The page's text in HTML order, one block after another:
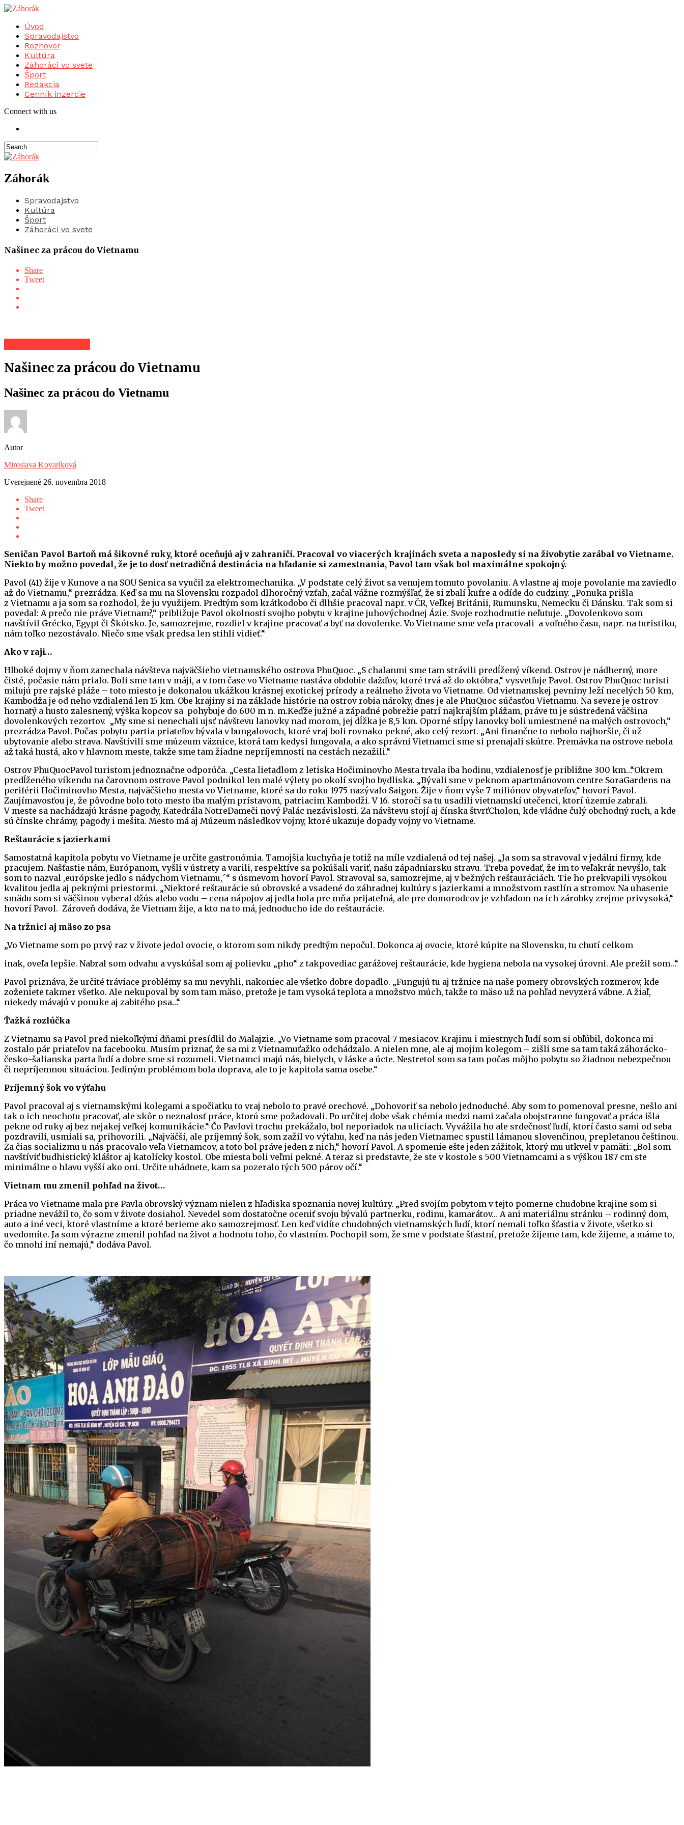
Úvod
Spravodajstvo
Rozhovor
Kultúra
Záhoráci vo svete
Šport
Redakcia
Cenník inzercie
Connect with us
Záhorák
Spravodajstvo
Kultúra
Šport
Záhoráci vo svete
Našinec za prácou do Vietnamu
Share
Tweet
Našinec za prácou do Vietnamu
Našinec za prácou do Vietnamu
Autor
Miroslava Kovaríková
Uverejnené 26. novembra 2018
Share
Tweet
Seničan Pavol Bartoň má šikovné ruky, ktoré oceňujú aj v zahraničí. Pracoval vo viacerých krajinách sveta a naposledy si na živobytie zarábal vo Vietname.
Niekto by možno povedal, že je to dosť netradičná destinácia na hľadanie si zamestnania, Pavol tam však bol maximálne spokojný.
Pavol (41) žije v Kunove a na SOU Senica sa vyučil za elektromechanika. „V podstate celý život sa venujem tomuto povolaniu. A vlastne aj moje povolanie ma zaviedlo
až do Vietnamu,“ prezrádza. Keď sa mu na Slovensku rozpadol dlhoročný vzťah, začal vážne rozmýšľať, že si zbalí kufre a odíde do cudziny. „Ponuka prišla
z Vietnamu a ja som sa rozhodol, že ju využijem. Predtým som krátkodobo či dlhšie pracoval napr. v ČR, Veľkej Británii, Rumunsku, Nemecku či Dánsku. Tak som si
povedal: A prečo nie práve Vietnam?,“ približuje Pavol okolnosti svojho pobytu v krajine juhovýchodnej Ázie. Svoje rozhodnutie neľutuje. „Dovolenkovo som
navštívil Grécko, Egypt či Škótsko. Je, samozrejme, rozdiel v krajine pracovať a byť na dovolenke. Vo Vietname sme veľa pracovali a voľného času, napr. na turistiku,
nám toľko nezostávalo. Niečo sme však predsa len stihli vidieť.“
Ako v raji…
Hlboké dojmy v ňom zanechala návšteva najväčšieho vietnamského ostrova PhuQuoc. „S chalanmi sme tam strávili predĺžený víkend. Ostrov je nádherný, more
čisté, počasie nám prialo. Boli sme tam v máji, a v tom čase vo Vietname nastáva obdobie dažďov, ktoré trvá až do októbra,“ vysvetľuje Pavol. Ostrov PhuQuoc turisti
milujú pre rajské pláže – toto miesto je dokonalou ukážkou krásnej exotickej prírody a reálneho života vo Vietname. Od vietnamskej pevniny leží necelých 50 km,
Kambodža je od neho vzdialená len 15 km. Obe krajiny si na základe histórie na ostrov robia nároky, dnes je ale PhuQuoc súčasťou Vietnamu. Na severe je ostrov
hornatý a husto zalesnený, výška kopcov sa pohybuje do 600 m n. m.Keďže južné a západné pobrežie patrí najkrajším plážam, práve tu je sústredená väčšina
dovolenkových rezortov. „My sme si nenechali ujsť návštevu lanovky nad morom, jej dĺžka je 8,5 km. Oporné stĺpy lanovky boli umiestnené na malých ostrovoch,“
prezrádza Pavol. Počas pobytu partia priateľov bývala v bungalovoch, ktoré vraj boli rovnako pekné, ako celý rezort. „Ani finančne to nebolo najhoršie, či už
ubytovanie alebo strava. Navštívili sme múzeum väznice, ktorá tam kedysi fungovala, a ako správni Vietnamci sme si prenajali skútre. Premávka na ostrove nebola
až taká hustá, ako v hlavnom meste, takže sme tam žiadne nepríjemnosti na cestách nezažili.“
Ostrov PhuQuocPavol turistom jednoznačne odporúča. „Cesta lietadlom z letiska Hočiminovho Mesta trvala iba hodinu, vzdialenosť je približne 300 km…“Okrem
predĺženého víkendu na čarovnom ostrove Pavol podnikol len malé výlety po okolí svojho bydliska. „Bývali sme v peknom apartmánovom centre SoraGardens na
periférii Hočiminovho Mesta, najväčšieho mesta vo Vietname, ktoré sa do roku 1975 nazývalo Saigon. Žije v ňom vyše 7 miliónov obyvateľov,“ hovorí Pavol.
Zaujímavosťou je, že pôvodne bolo toto mesto iba malým prístavom, patriacim Kambodži. V 16. storočí sa tu usadili vietnamskí utečenci, ktorí územie zabrali.
V meste sa nachádzajú krásne pagody, Katedrála NotreDameči nový Palác nezávislosti. Za návštevu stojí aj čínska štvrťCholon, kde vládne čulý obchodný ruch, a kde
sú čínske chrámy, pagody i mešita. Mesto má aj Múzeum následkov vojny, ktoré ukazuje dopady vojny vo Vietname.
Reštaurácie s jazierkami
Samostatná kapitola pobytu vo Vietname je určite gastronómia. Tamojšia kuchyňa je totiž na míle vzdialená od tej našej. „Ja som sa stravoval v jedálni firmy, kde
pracujem. Našťastie nám, Európanom, vyšli v ústrety a varili, respektíve sa pokúšali variť, našu západniarsku stravu. Treba povedať, že im to veľakrát nevyšlo, tak
som to nazval ,európske jedlo s nádychom Vietnamu,´“ s úsmevom hovorí Pavol. Stravoval sa, samozrejme, aj v bežných reštauráciách. Tie ho prekvapili vysokou
kvalitou jedla aj peknými priestormi. „Niektoré reštaurácie sú obrovské a vsadené do záhradnej kultúry s jazierkami a množstvom rastlín a stromov. Na uhasenie
smädu som si väčšinou vyberal džús alebo vodu – cena nápojov aj jedla bola pre mňa prijateľná, ale pre domorodcov je vzhľadom na ich zárobky zrejme privysoká,“
hovorí Pavol. Zároveň dodáva, že Vietnam žije, a kto na to má, jednoducho ide do reštaurácie.
Na tržnici aj mäso zo psa
„Vo Vietname som po prvý raz v živote jedol ovocie, o ktorom som nikdy predtým nepočul. Dokonca aj ovocie, ktoré kúpite na Slovensku, tu chutí celkom
inak, oveľa lepšie. Nabral som odvahu a vyskúšal som aj polievku „pho“ z takpovediac garážovej reštaurácie, kde hygiena nebola na vysokej úrovni. Ale prežil som…“
Pavol priznáva, že určité tráviace problémy sa mu nevyhli, nakoniec ale všetko dobre dopadlo. „Fungujú tu aj tržnice na naše pomery obrovských rozmerov, kde
zoženiete takmer všetko. Ale nekupoval by som tam mäso, pretože je tam vysoká teplota a množstvo múch, takže to mäso už na pohľad nevyzerá vábne. A žiaľ,
niekedy mávajú v ponuke aj zabitého psa…“
Ťažká rozlúčka
Z Vietnamu sa Pavol pred niekoľkými dňami presídlil do Malajzie. „Vo Vietname som pracoval 7 mesiacov. Krajinu i miestnych ľudí som si obľúbil, dokonca mi
zostalo pár priateľov na facebooku. Musím priznať, že sa mi z Vietnamuťažko odchádzalo. A nielen mne, ale aj mojim kolegom – zišli sme sa tam taká záhorácko-
česko-šalianska parta ľudí a dobre sme si rozumeli. Vietnamci majú nás, bielych, v láske a úcte. Nestretol som sa tam počas môjho pobytu so žiadnou nebezpečnou
či nepríjemnou situáciou. Jediným problémom bola doprava, ale to je kapitola sama osebe.“
Príjemný šok vo výťahu
Pavol pracoval aj s vietnamskými kolegami a spočiatku to vraj nebolo to pravé orechové. „Dohovoriť sa nebolo jednoduché. Aby som to pomenoval presne, nešlo ani
tak o ich neochotu pracovať, ale skôr o neznalosť práce, ktorú sme požadovali. Po určitej dobe však chémia medzi nami začala obojstranne fungovať a práca išla
pekne od ruky aj bez nejakej veľkej komunikácie.“ Čo Pavlovi trochu prekážalo, bol neporiadok na uliciach. Vyvážila ho ale srdečnosť ľudí, ktorí často sami od seba
pozdravili, usmiali sa, prihovorili. „Najväčší, ale príjemný šok, som zažil vo výťahu, keď na nás jeden Vietnamec spustil lámanou slovenčinou, prepletanou češtinou.
Za čias socializmu u nás pracovalo veľa Vietnamcov, a toto bol práve jeden z nich,“ hovorí Pavol. A spomenie ešte jeden zážitok, ktorý mu utkvel v pamäti: „Bol som
navštíviť budhistický kláštor aj katolícky kostol. Obe miesta boli veľmi pekné. A teraz si predstavte, že ste v kostole s 500 Vietnamcami a s výškou 187 cm ste
minimálne o hlavu vyšší ako oni. Určite uhádnete, kam sa pozeralo tých 500 párov očí.“
Vietnam mu zmenil pohľad na život…
Práca vo Vietname mala pre Pavla obrovský význam nielen z hľadiska spoznania novej kultúry. „Pred svojím pobytom v tejto pomerne chudobne krajine som si
priadne nevážil to, čo som v živote dosiahol. Nevedel som dostatočne oceniť svoju bývalú partnerku, rodinu, kamarátov… A ani materiálnu stránku – rodinný dom,
auto a iné veci, ktoré vlastníme a ktoré berieme ako samozrejmosť. Len keď vidíte chudobných vietnamských ľudí, ktorí nemali toľko šťastia v živote, všetko si
uvedomíte. Ja som výrazne zmenil pohľad na život a hodnotu toho, čo vlastním. Pochopil som, že sme v podstate šťastní, pretože žijeme tam, kde žijeme, a máme to,
čo mnohí iní nemajú,“ dodáva Pavol.